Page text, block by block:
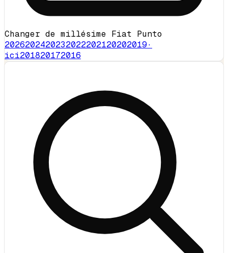
Changer de millésime Fiat Punto
2026202420232022202120202019·
ici201820172016